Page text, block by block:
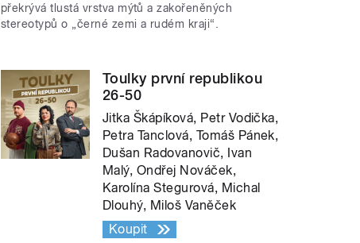
překrývá tlustá vrstva mýtů a zakořeněných
stereotypů o „černé zemi a rudém kraji“.
Toulky první republikou
26-50
Jitka Škápíková, Petr Vodička,
Petra Tanclová, Tomáš Pánek,
Dušan Radovanovič, Ivan
Malý, Ondřej Nováček,
Karolína Stegurová, Michal
Dlouhý, Miloš Vaněček
Koupit